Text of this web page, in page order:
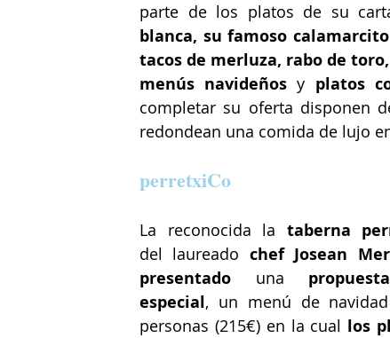
parte de los platos de su
blanca, su famoso
tacos de merluza, rabo de
menús navideños y platos
completar su oferta disponen
redondean una comida de lujo
perretxiCo
La reconocida la
del laureado chef Josean
presentado una
especial, un menú de
personas (215€) en la cual los